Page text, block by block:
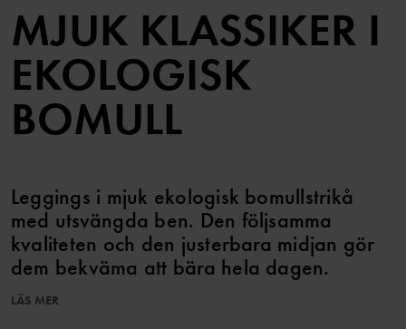
MJUK KLASSIKER I
EKOLOGISK
BOMULL
Leggings i mjuk ekologisk bomullstrikå
med utsvängda ben. Den följsamma
kvaliteten och den justerbara midjan gör
dem bekväma att bära hela dagen.
LÄS MER